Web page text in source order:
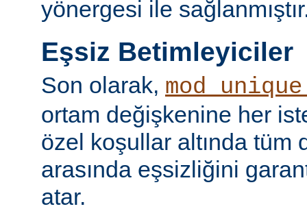
yönergesi ile
Eşsiz Betimleyiciler
Son olarak,
ortam değişkenine her
özel koşullar altında tüm
arasında eşsizliğini
atar.